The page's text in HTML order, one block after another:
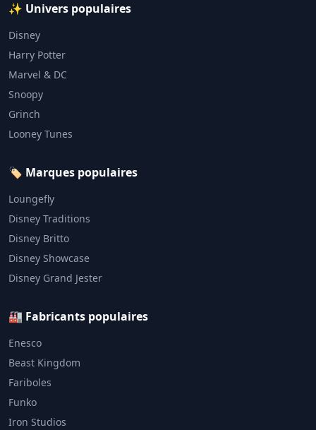
✨ Univers populaires
Disney
Harry Potter
Marvel & DC
Snoopy
Grinch
Looney Tunes
🏷️ Marques populaires
Loungefly
Disney Traditions
Disney Britto
Disney Showcase
Disney Grand Jester
🏭 Fabricants populaires
Enesco
Beast Kingdom
Fariboles
Funko
Iron Studios